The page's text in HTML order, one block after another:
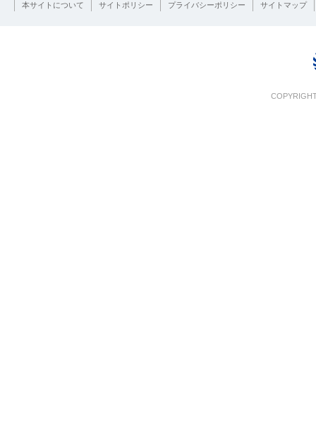
本サイトについて サイトポリシー プライバシーポリシー サイトマップ